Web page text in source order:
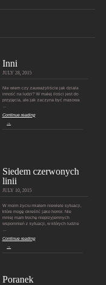
Inni
JULY 28, 2015
Nie wiem czy zauważyliście jak działa
inność na ludzi? W małej ilości jest do
przyjęcia, ale jak zaczyna być masowa
…
Continue reading
→
Siedem czerwonych
linii
JULY 10, 2015
W moim życiu miałem niewiele sytuacji,
które mogę określić jako horror. Nie
mniej mam trochę nieprzyjemnych
wspomnień z sytuacji, w których ludzie
…
Continue reading
→
Poranek